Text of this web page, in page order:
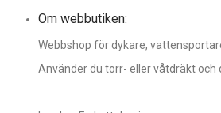
Om webbutiken:
Webbshop för dykare,
Använder du torr- eller våtdräkt